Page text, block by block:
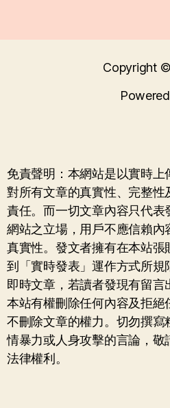
Copyright
免責聲明：本網站是以實時
對所有文章的真實性、完整
責任。而一切文章內容只代
網站之立場，用戶不應信賴內
真實性。發文者擁有在本站
到「實時發表」運作方式所
即時文章，若讀者發現有留言
本站有權刪除任何內容及拒
不刪除文章的權力。切勿撰
情暴力或人身攻擊的言論，敬
法律權利。